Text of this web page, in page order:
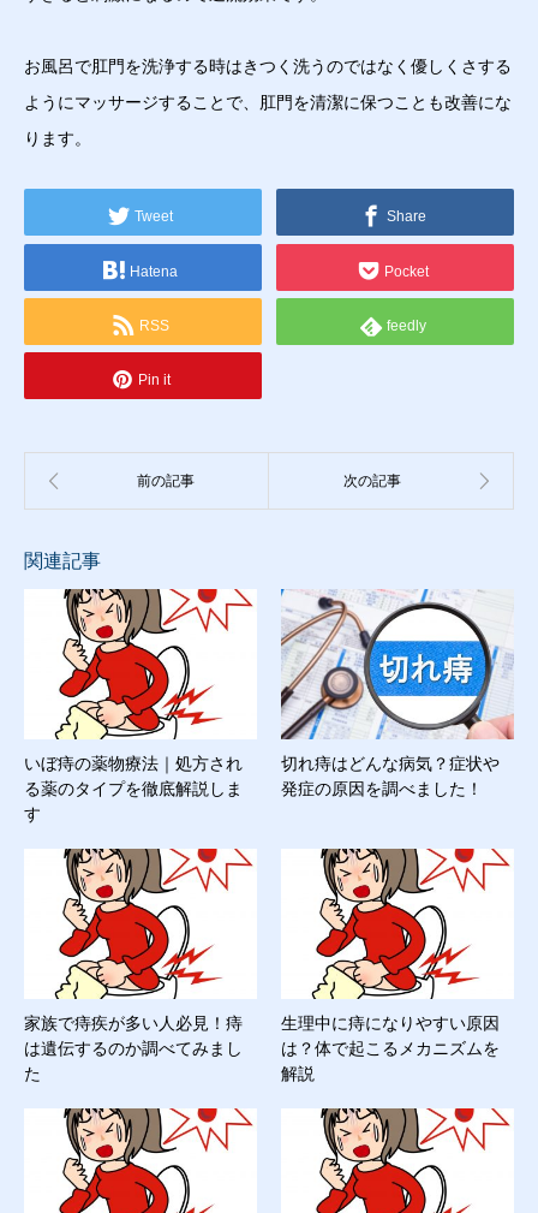
お風呂で肛門を洗浄する時はきつく洗うのではなく優しくさする
ようにマッサージすることで、肛門を清潔に保つことも改善にな
ります。
Tweet Share
Hatena Pocket
RSS feedly
Pin it
関連記事
いぼ痔の薬物療法｜処方され
る薬のタイプを徹底解説しま
す
切れ痔はどんな病気？症状や
発症の原因を調べました！
家族で痔疾が多い人必見！痔
は遺伝するのか調べてみまし
た
生理中に痔になりやすい原因
は？体で起こるメカニズムを
解説